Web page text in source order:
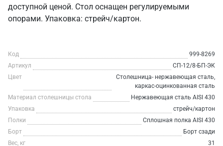
доступной ценой. Стол оснащен регулируемыми
опорами. Упаковка: стрейч/картон.
Код
999-8269
Артикул
СП-12/8-БП-ЭК
Цвет
Столешница- нержавеющая сталь,
каркас-оцинкованная сталь
Материал столешницы стола
Нержавеющая сталь AISI 430
Упаковка
стрейч/картон
Полки
Сплошная полка AISI 430
Борт
Борт сзади
Вес, кг
31